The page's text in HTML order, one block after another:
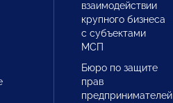
взаимодействии
крупного бизнеса
с субъектами
МСП
Бюро по защите
прав
предпринимателей